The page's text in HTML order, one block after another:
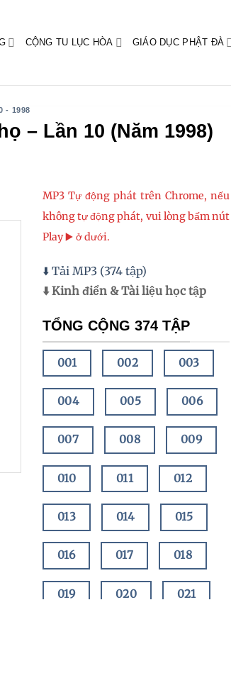
CỘNG TU LỤC HÒA GIÁO DỤC PHẬT ĐÀ
- 1998
– Lần 10 (Năm 1998)
MP3 Tự động phát trên Chrome, nếu
không tự động phát, vui lòng bấm nút
Play ▶️ ở dưới.
⬇️ Tải MP3 (374 tập)
⬇️ Kinh điển & Tài liệu học tập
TỔNG CỘNG 374 TẬP
001 002 003
004 005 006
007 008 009
010 011 012
013 014 015
016 017 018
019 020 021